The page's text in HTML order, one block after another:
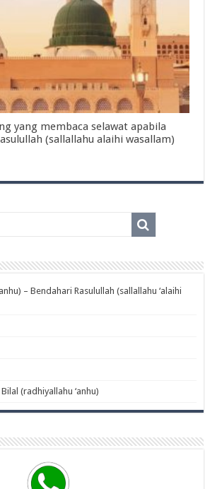
yang membaca selawat apabila
(sallallahu alaihi wasallam)
– Bendahari Rasulullah (sallallahu ‘alaihi
(radhiyallahu ‘anhu)‎